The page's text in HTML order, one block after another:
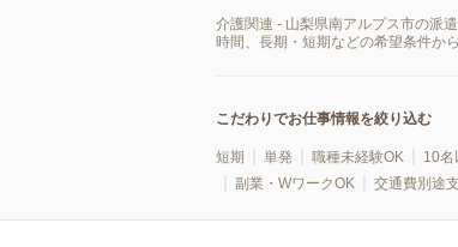
介護関連 - 山梨県南アルプス市の派
時間、長期・短期などの希望条件か
こだわりでお仕事情報を絞り込む
短期 単発 職種未経験OK 10名
副業・WワークOK
交通費別途